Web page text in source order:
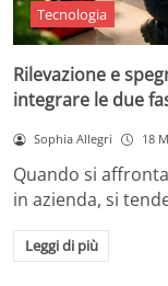
Tecnologia
Rilevazione e
integrare le due
Sophia Allegri 18
Quando si
in azienda, si
Leggi di più